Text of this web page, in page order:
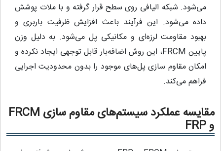
می‌شود. شبکه الیافی روی سطح قرار گرفته و با ملات پوشش
داده می‌شود. این فرآیند باعث افزایش ظرفیت باربری و
بهبود مقاومت لرزه‌ای و مکانیکی پل می‌شود. به دلیل وزن
پایین FRCM، این روش اضافه‌بار قابل توجهی ایجاد نکرده و
امکان مقاوم‌ سازی پل‌های موجود را بدون محدودیت اجرایی
فراهم می‌کند.
مقایسه عملکرد سیستم‌های مقاوم‌ سازی FRCM
و FRP